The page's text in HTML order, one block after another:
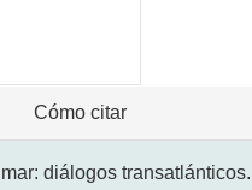
Cómo citar
diálogos transatlánticos.